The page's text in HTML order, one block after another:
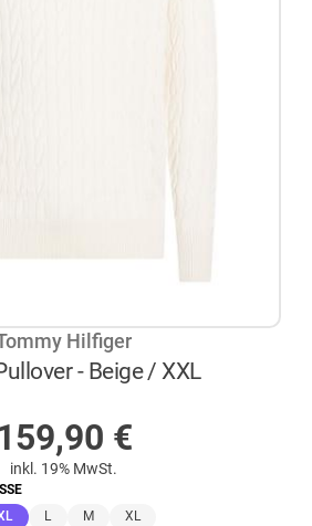
Hilfiger
- Beige / XXL
€
inkl. 19% MwSt.
(ausgewählt)
L M
XL